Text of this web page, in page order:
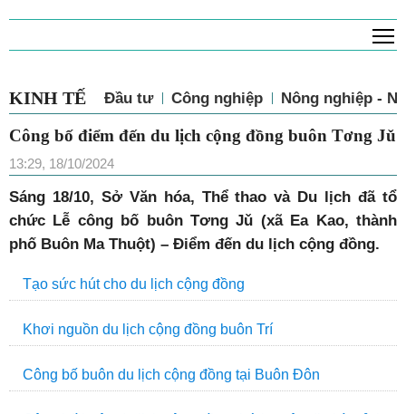
KINH TẾ Đầu tư Công nghiệp Nông nghiệp -
Công bố điểm đến du lịch cộng đồng buôn Tơng Jǔ
13:29, 18/10/2024
Sáng 18/10, Sở Văn hóa, Thể thao và Du lịch đã tổ
chức Lễ công bố buôn Tơng Jǔ (xã Ea Kao, thành
phố Buôn Ma Thuột) – Điểm đến du lịch cộng đồng.
Tạo sức hút cho du lịch cộng đồng
Khơi nguồn du lịch cộng đồng buôn Trí
Công bố buôn du lịch cộng đồng tại Buôn Đôn